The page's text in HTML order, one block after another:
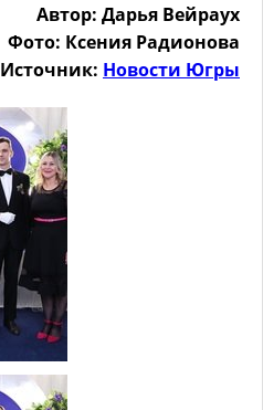
Автор: Дарья Вейраух
Фото: Ксения Радионова
Источник: Новости Югры